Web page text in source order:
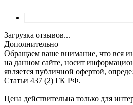
Загрузка отзывов...
Дополнительно
Обращаем ваше внимание, что вся
на данном сайте, носит
является публичной офертой,
Статьи 437 (2) ГК РФ.
Цена действительна только для